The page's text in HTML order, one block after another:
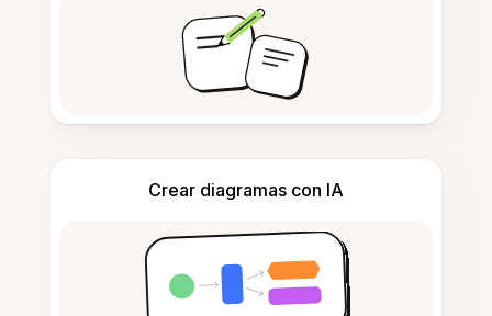
Crear diagramas con IA